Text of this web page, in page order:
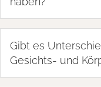
Gibt es
Gesichts- und